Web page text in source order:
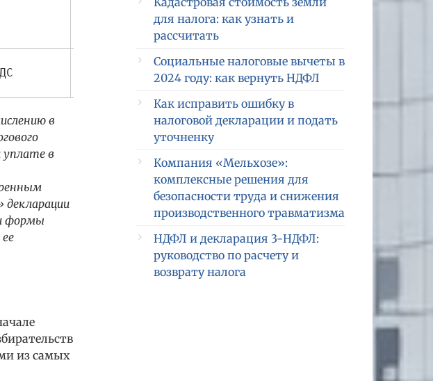
  51
   9 000
  19
   9 000
в
уплате в
декларации
формы
из самых
для налога: как узнать и
рассчитать
Социальные налоговые вычеты в
2024 году: как вернуть НДФЛ
Как исправить ошибку в
налоговой декларации и подать
уточненку
Компания «Мельхозе»:
комплексные решения для
безопасности труда и снижения
производственного травматизма
НДФЛ и декларация 3-НДФЛ:
руководство по расчету и
возврату налога